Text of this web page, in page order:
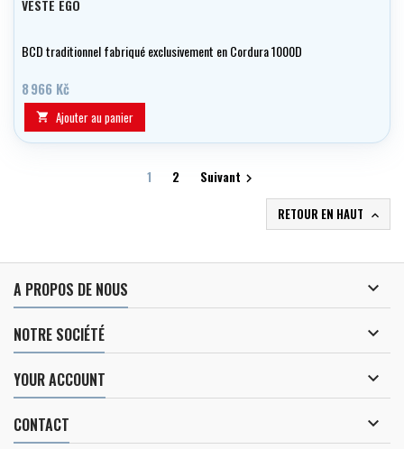
VESTE EGO
BCD traditionnel fabriqué exclusivement en Cordura 1000D
8 966 Kč
 Ajouter au panier
1 2 Suivant 
RETOUR EN HAUT 
A PROPOS DE NOUS 
NOTRE SOCIÉTÉ 
YOUR ACCOUNT 
CONTACT 